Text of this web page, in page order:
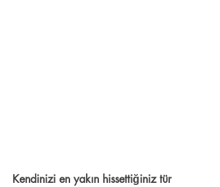
Kendinizi en yakın hissettiğiniz tür